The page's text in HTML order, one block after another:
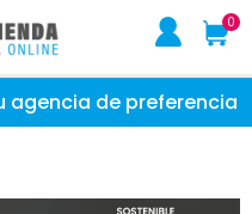
0
agencia de preferencia